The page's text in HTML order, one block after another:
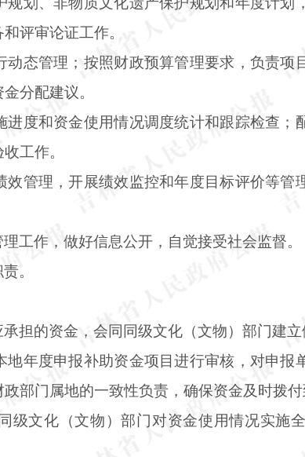
评审论证工作。
动态管理；按照财政预算管理要求，负责
分配建议。
进度和资金使用情况调度统计和跟踪检查
工作。
效管理，开展绩效监控和年度目标评价等
工作，做好信息公开，自觉接受社会监督。
。
承担的资金，会同同级文化（文物）部门建
地年度申报补助资金项目进行审核，对申
部门属地的一致性负责，确保资金及时拨
级文化（文物）部门对资金使用情况实施